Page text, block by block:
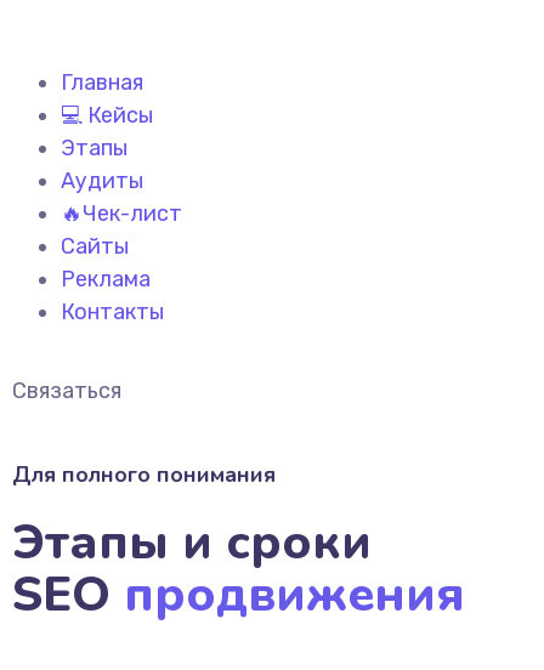
Главная
💻 Кейсы
Этапы
Аудиты
🔥Чек-лист
Сайты
Реклама
Контакты
Связаться
Для полного понимания
Этапы и сроки
SEO продвижения